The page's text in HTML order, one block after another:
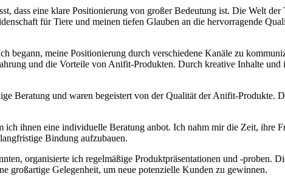
dass eine klare Positionierung von großer Bedeutung ⁣ist. Die Welt
für Tiere und meinen ‌tiefen Glauben an die ‌hervorragende
begann, meine‌ Positionierung⁢ durch verschiedene Kanäle zu
und die Vorteile von Anifit-Produkten. Durch kreative Inhalte
Beratung und waren⁢ begeistert von der Qualität der Anifit-Produkte.
ihnen eine individuelle Beratung anbot. Ich nahm mir die Zeit, ihre⁣
Bindung aufzubauen.
organisierte ich regelmäßige Produktpräsentationen und -proben.
⁣großartige Gelegenheit, um neue potenzielle Kunden zu gewinnen.